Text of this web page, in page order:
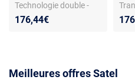
Technologie double -
Design compact -
176,44€
-
Meilleures offres Satel